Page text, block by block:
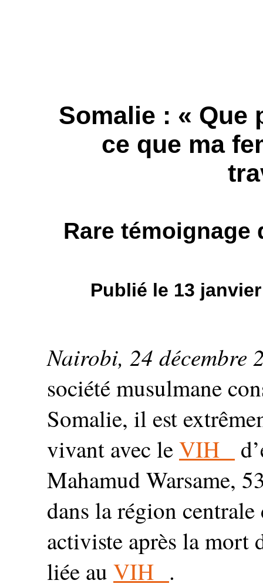
Somalie : « Que
ce que ma
Rare témoignage
Publié le 13
Nairobi, 24 décembre
société musulmane
Somalie, il est
vivant avec leVIH
Mahamud Warsame,
dans la région
activiste après la mort
liée au VIH .